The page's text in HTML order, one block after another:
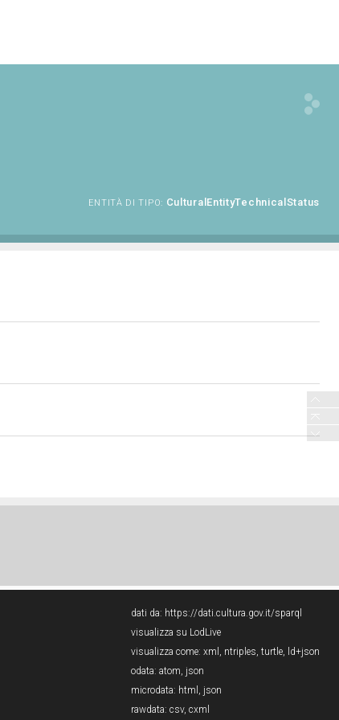
ENTITÀ DI TIPO: CulturalEntityTechnicalStatus
dati da: https://dati.cultura.gov.it/sparql
visualizza su LodLive
visualizza come: xml , ntriples, turtle, ld+json
odata: atom, json
microdata: html , json
rawdata: csv, cxml